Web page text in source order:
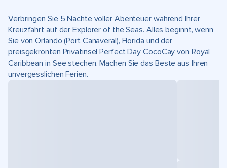
Verbringen Sie 5 Nächte voller Abenteuer während Ihrer
Kreuzfahrt auf der Explorer of the Seas. Alles beginnt, wenn
Sie von Orlando (Port Canaveral), Florida und der
preisgekrönten Privatinsel Perfect Day CocoCay von Royal
Caribbean in See stechen. Machen Sie das Beste aus Ihren
unvergesslichen Ferien.